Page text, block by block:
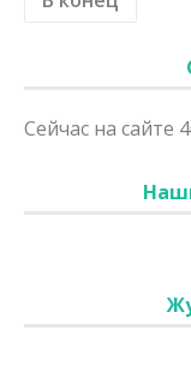
Сейчас на сайте